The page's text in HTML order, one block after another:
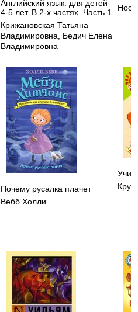
Английский язык: для детей
4-5 лет. В 2-х частях. Часть 1
Крижановская Татьяна
Владимировна
Бедич Елена
Владимировна
Почему русалка плачет
Вебб Холли